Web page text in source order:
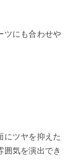
ツにも合わせや
にツヤを抑えた
囲気を演出でき